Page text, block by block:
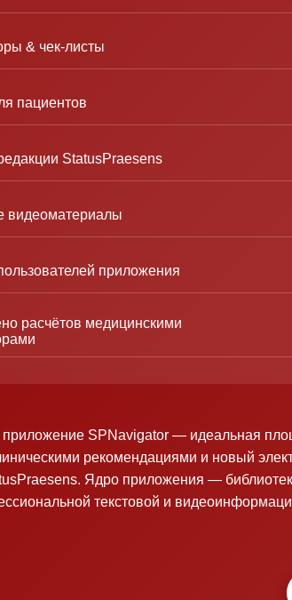
& чек-листы
пациентов
StatusPraesens
видеоматериалы
приложения
расчётов медицинскими
SPNavigator — идеальная
рекомендациями и новый
Ядро приложения —
текстовой и